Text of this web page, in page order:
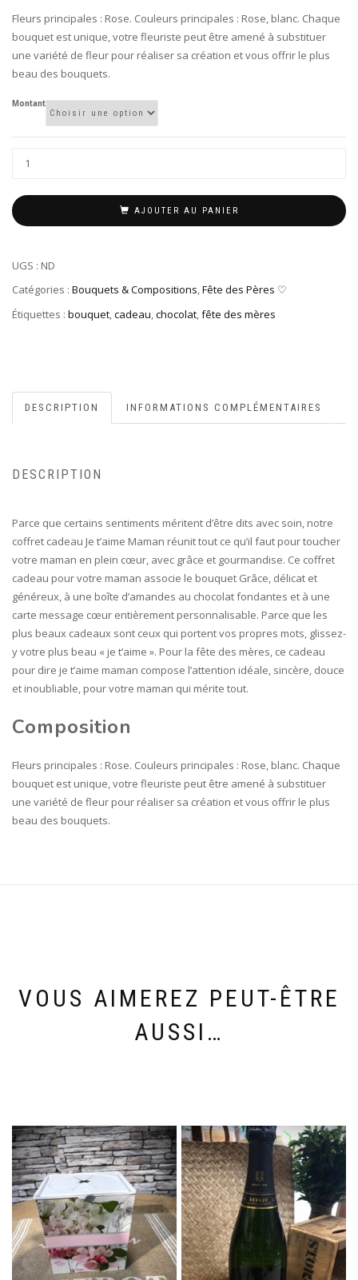
Fleurs principales : Rose. Couleurs principales : Rose, blanc. Chaque
bouquet est unique, votre fleuriste peut être amené à substituer
une variété de fleur pour réaliser sa création et vous offrir le plus
beau des bouquets.
Montant
AJOUTER AU PANIER
UGS : ND
Catégories : Bouquets & Compositions,Fête des Pères ♡
Étiquettes : bouquet,cadeau,chocolat,fête des mères
DESCRIPTION INFORMATIONS COMPLÉMENTAIRES
DESCRIPTION
Parce que certains sentiments méritent d’être dits avec soin, notre
coffret cadeau Je t’aime Maman réunit tout ce qu’il faut pour toucher
votre maman en plein cœur, avec grâce et gourmandise. Ce coffret
cadeau pour votre maman associe le bouquet Grâce, délicat et
généreux, à une boîte d’amandes au chocolat fondantes et à une
carte message cœur entièrement personnalisable. Parce que les
plus beaux cadeaux sont ceux qui portent vos propres mots, glissez-
y votre plus beau « je t’aime ». Pour la fête des mères, ce cadeau
pour dire je t’aime maman compose l’attention idéale, sincère, douce
et inoubliable, pour votre maman qui mérite tout.
Composition
Fleurs principales : Rose. Couleurs principales : Rose, blanc. Chaque
bouquet est unique, votre fleuriste peut être amené à substituer
une variété de fleur pour réaliser sa création et vous offrir le plus
beau des bouquets.
VOUS AIMEREZ PEUT-ÊTRE
AUSSI…